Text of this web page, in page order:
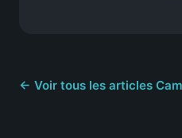
← Voir tous les articles